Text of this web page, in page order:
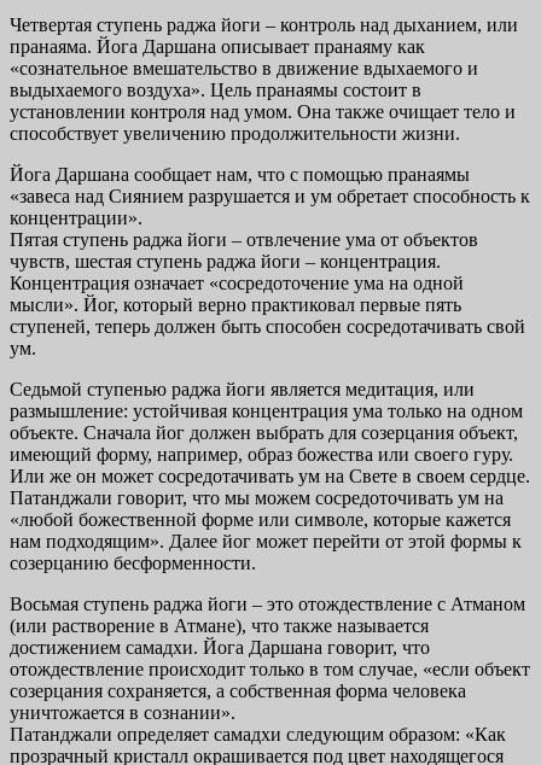
Четвертая ступень раджа йоги – контроль над дыханием, или
пранаяма. Йога Даршана описывает пранаяму как
«сознательное вмешательство в движение вдыхаемого и
выдыхаемого воздуха». Цель пранаямы состоит в
установлении контроля над умом. Она также очищает тело и
способствует увеличению продолжительности жизни.
Йога Даршана сообщает нам, что с помощью пранаямы
«завеса над Сиянием разрушается и ум обретает способность к
концентрации».
Пятая ступень раджа йоги – отвлечение ума от объектов
чувств, шестая ступень раджа йоги – концентрация.
Концентрация означает «сосредоточение ума на одной
мысли». Йог, который верно практиковал первые пять
ступеней, теперь должен быть способен сосредотачивать свой
ум.
Седьмой ступенью раджа йоги является медитация, или
размышление: устойчивая концентрация ума только на одном
объекте. Сначала йог должен выбрать для созерцания объект,
имеющий форму, например, образ божества или своего гуру.
Или же он может сосредотачивать ум на Свете в своем сердце.
Патанджали говорит, что мы можем сосредоточивать ум на
«любой божественной форме или символе, которые кажется
нам подходящим». Далее йог может перейти от этой формы к
созерцанию бесформенности.
Восьмая ступень раджа йоги – это отождествление с Атманом
(или растворение в Атмане), что также называется
достижением самадхи. Йога Даршана говорит, что
отождествление происходит только в том случае, «если объект
созерцания сохраняется, а собственная форма человека
уничтожается в сознании».
Патанджали определяет самадхи следующим образом: «Как
прозрачный кристалл окрашивается под цвет находящегося